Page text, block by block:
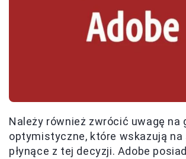
Należy również zwrócić uwagę na
optymistyczne, które wskazują na
płynące z tej decyzji. Adobe